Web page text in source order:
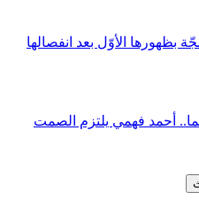
بظهورها الأوّل بعد انفصالها
أحمد فهمي يلتزم الصمت